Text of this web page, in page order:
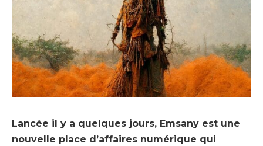
Lancée il y a quelques jours, Emsany est une
nouvelle place d’affaires numérique qui